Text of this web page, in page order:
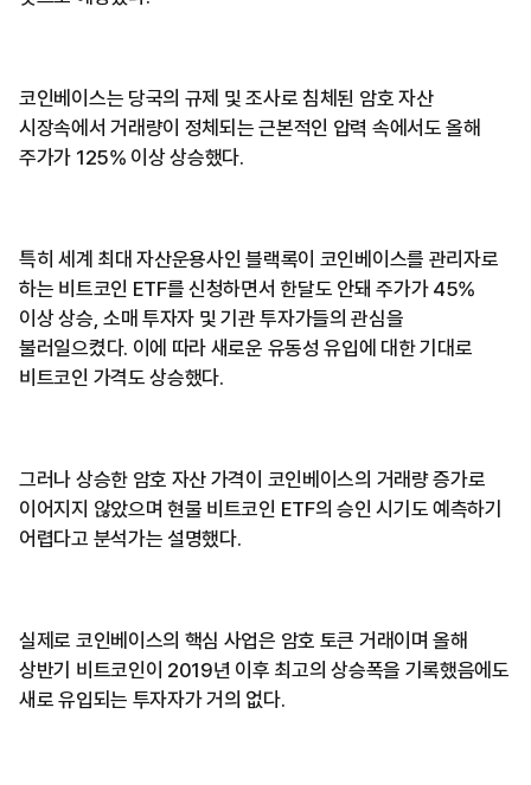
코인베이스는 당국의 규제 및 조사로 침체된 암호 자산
시장속에서 거래량이 정체되는 근본적인 압력 속에서도 올해
주가가 125% 이상 상승했다.
특히 세계 최대 자산운용사인 블랙록이 코인베이스를 관리자로
하는 비트코인 ETF를 신청하면서 한달도 안돼 주가가 45%
이상 상승, 소매 투자자 및 기관 투자가들의 관심을
불러일으켰다. 이에 따라 새로운 유동성 유입에 대한 기대로
비트코인 가격도 상승했다.
그러나 상승한 암호 자산 가격이 코인베이스의 거래량 증가로
이어지지 않았으며 현물 비트코인 ETF의 승인 시기도 예측하기
어렵다고 분석가는 설명했다.
실제로 코인베이스의 핵심 사업은 암호 토큰 거래이며 올해
상반기 비트코인이 2019년 이후 최고의 상승폭을 기록했음에도
새로 유입되는 투자자가 거의 없다.